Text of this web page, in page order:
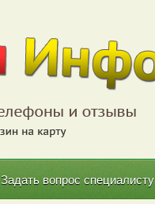
Задать вопрос специалисту